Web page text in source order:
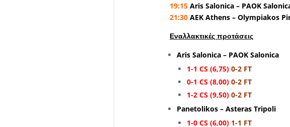
19:15Aris Salonica – PAOK
21:30AEK Athens – Olympiakos
Εναλλακτικές προτάσεις
Aris Salonica – PAOK Salonica
1-1 CS (6,75)0-2 FT
0-1 CS (8,00)0-2 FT
1-2 CS (9,50)0-2 FT
Panetolikos – Asteras Tripoli
1-0 CS (6,00)1-1 FT